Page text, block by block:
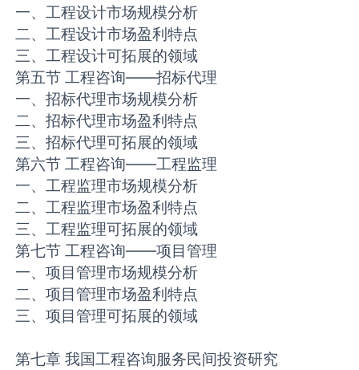
一、工程设计市场规模分析
二、工程设计市场盈利特点
三、工程设计可拓展的领域
第五节 工程咨询——招标代理
一、招标代理市场规模分析
二、招标代理市场盈利特点
三、招标代理可拓展的领域
第六节 工程咨询——工程监理
一、工程监理市场规模分析
二、工程监理市场盈利特点
三、工程监理可拓展的领域
第七节 工程咨询——项目管理
一、项目管理市场规模分析
二、项目管理市场盈利特点
三、项目管理可拓展的领域
第七章 我国工程咨询服务民间投资研究